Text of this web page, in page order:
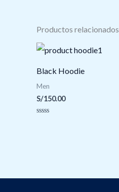
Productos relacionados
Black Hoodie
Men
S/150.00